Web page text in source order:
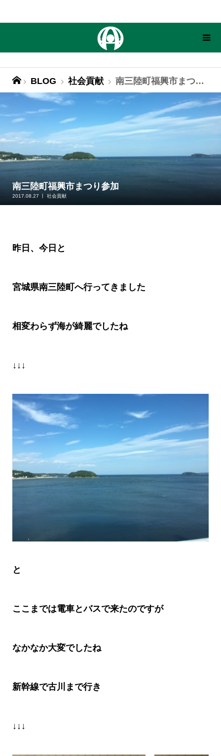
BLOG 社会貢献 南三陸町福興市まつり参加
南三陸町福興市まつり参加
2017.08.27 社会貢献
昨日、今日と
宮城県南三陸町へ行ってきました
相変わらず海が綺麗でしたね
↓↓↓
と
ここまでは電車とバスで来たのですが
なかなか大変でしたね
新幹線で古川まで行き
↓↓↓